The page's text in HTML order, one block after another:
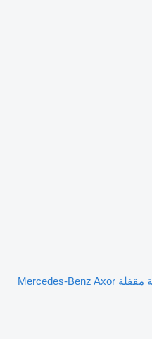
شاحنة مقفلة Mercedes-Benz Axor